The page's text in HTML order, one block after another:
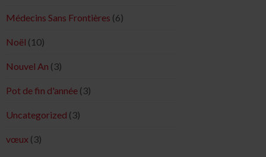
Médecins Sans Frontières (6)
Noël (10)
Nouvel An (3)
Pot de fin d'année (3)
Uncategorized (3)
vœux (3)